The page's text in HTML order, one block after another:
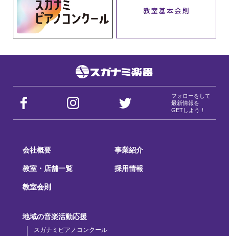
フォローをして
最新情報を
GETしよう！
会社概要 事業紹介
教室・店舗一覧 採用情報
教室会則
地域の音楽活動応援
スガナミピアノコンクール